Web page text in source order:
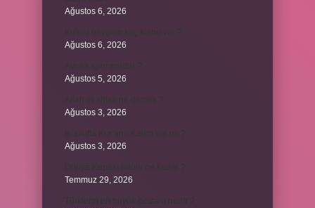
Ağustos 6, 2026
Ağustos 6, 2026
Ağustos 5, 2026
Ağustos 3, 2026
Ağustos 3, 2026
Temmuz 29, 2026